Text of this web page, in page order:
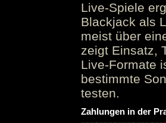
Live-Spiele
Blackjack als
meist über
zeigt Einsatz,
Live-Formate
bestimmte
testen.
Zahlungen in der